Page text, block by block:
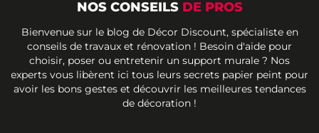
NOS CONSEILS DE PROS
Bienvenue sur le blog de Décor Discount, spécialiste en
conseils de travaux et rénovation ! Besoin d'aide pour
choisir, poser ou entretenir un support murale ? Nos
experts vous libèrent ici tous leurs secrets papier peint pour
avoir les bons gestes et découvrir les meilleures tendances
de décoration !